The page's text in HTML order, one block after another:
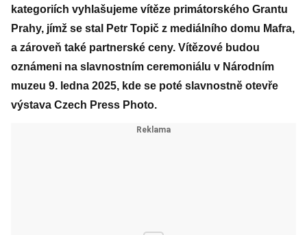
kategoriích vyhlašujeme vítěze primátorského Grantu
Prahy, jímž se stal Petr Topič z mediálního domu Mafra,
a zároveň také partnerské ceny. Vítězové budou
oznámeni na slavnostním ceremoniálu v Národním
muzeu 9. ledna 2025, kde se poté slavnostně otevře
výstava Czech Press Photo.